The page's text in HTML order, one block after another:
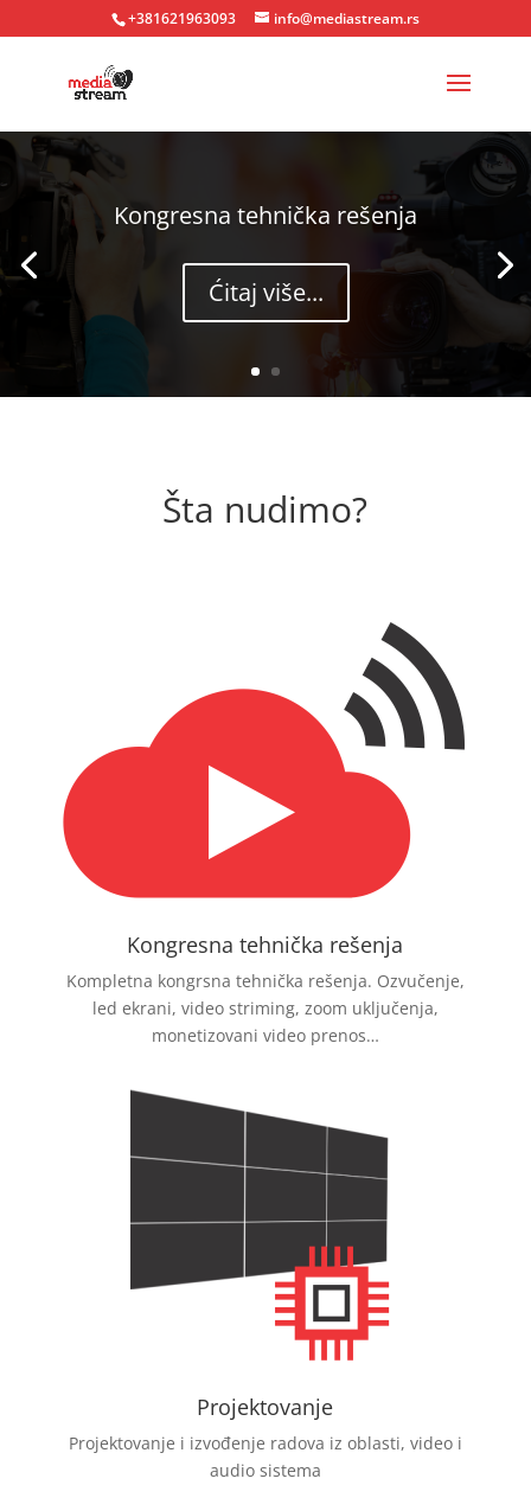
+381621963093 info@mediastream.rs
Kongresna tehnička rešenja
Ćitaj više...
Šta nudimo?
Kongresna tehnička rešenja
Kompletna kongrsna tehnička rešenja. Ozvučenje,
led ekrani, video striming, zoom uključenja,
monetizovani video prenos…
Projektovanje
Projektovanje i izvođenje radova iz oblasti, video i
audio sistema